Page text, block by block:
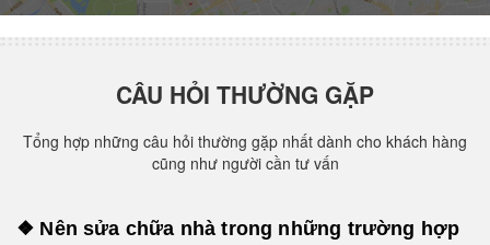
CÂU HỎI THƯỜNG GẶP
Tổng hợp những câu hỏi thường gặp nhất dành cho khách hàng
cũng như người cần tư vấn
❖ Nên sửa chữa nhà trong những trường hợp